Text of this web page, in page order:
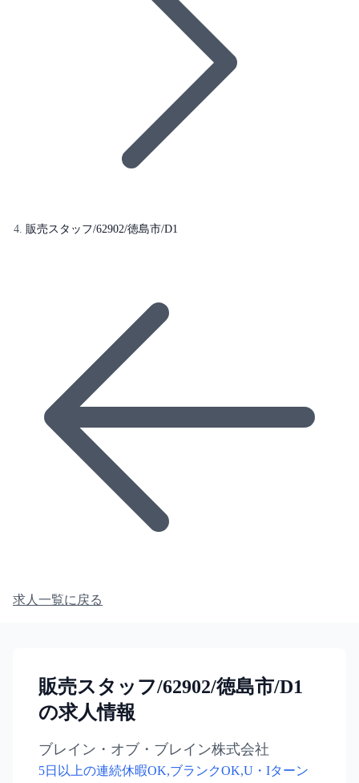
販売スタッフ/62902/徳島市/D1
求人一覧に戻る
販売スタッフ/62902/徳島市/D1
の求人情報
ブレイン・オブ・ブレイン株式会社
5日以上の連続休暇OK,ブランクOK,U・Iターン